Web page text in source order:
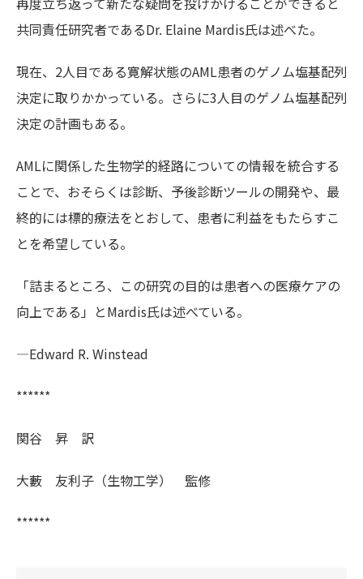
共同責任研究者であるDr. Elaine Mardis氏は述べた。
現在、2人目である寛解状態のAML患者のゲノム塩基配列
決定に取りかかっている。さらに3人目のゲノム塩基配列
決定の計画もある。
AMLに関係した生物学的経路についての情報を統合する
ことで、おそらくは診断、予後診断ツールの開発や、最
終的には標的療法をとおして、患者に利益をもたらすこ
とを希望している。
「詰まるところ、この研究の目的は患者への医療ケアの
向上である」とMardis氏は述べている。
—Edward R. Winstead
******
関谷 昇 訳
大藪 友利子（生物工学） 監修
******